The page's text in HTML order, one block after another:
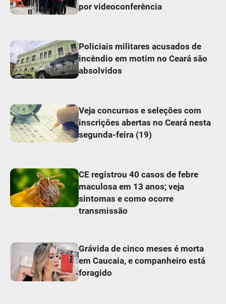
por videoconferência
Policiais militares acusados de
incêndio em motim no Ceará são
absolvidos
Veja concursos e seleções com
inscrições abertas no Ceará nesta
segunda-feira (19)
CE registrou 40 casos de febre
maculosa em 13 anos; veja
sintomas e como ocorre
transmissão
Grávida de cinco meses é morta
em Caucaia, e companheiro está
foragido